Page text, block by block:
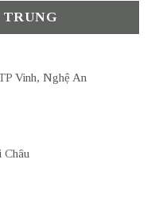
Vinh, Nghệ An
Châu